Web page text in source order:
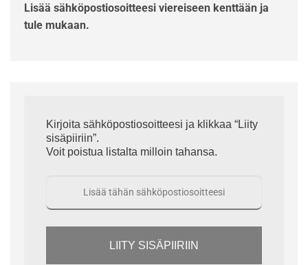
Lisää sähköpostiosoitteesi viereiseen kenttään ja
tule mukaan.
Kirjoita sähköpostiosoitteesi ja klikkaa “Liity
sisäpiiriin”.
Voit poistua listalta milloin tahansa.
LIITY SISÄPIIRIIN